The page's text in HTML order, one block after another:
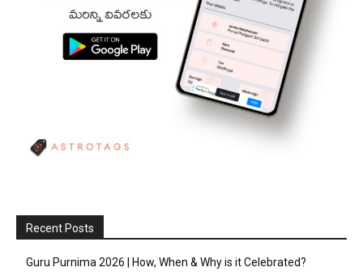
Recent Posts
Guru Purnima 2026 | How, When & Why is it Celebrated?